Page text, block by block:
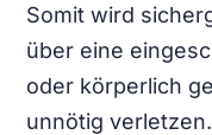
Somit wird
über eine
oder körperlich
unnötig verletzen.